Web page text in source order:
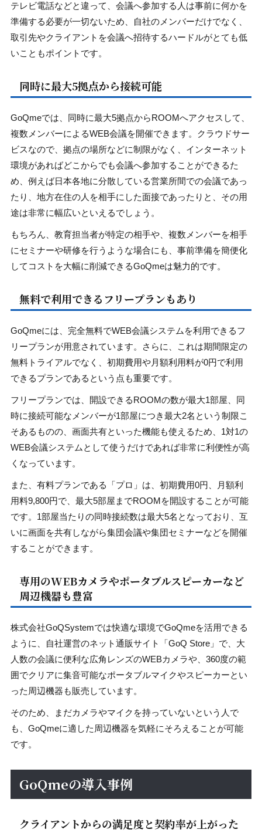
テレビ電話などと違って、会議へ参加する人は事前に何かを
準備する必要が一切ないため、自社のメンバーだけでなく、
取引先やクライアントを会議へ招待するハードルがとても低
いこともポイントです。
同時に最大5拠点から接続可能
GoQmeでは、同時に最大5拠点からROOMへアクセスして、
複数メンバーによるWEB会議を開催できます。クラウドサー
ビスなので、拠点の場所などに制限がなく、インターネット
環境があればどこからでも会議へ参加することができるた
め、例えば日本各地に分散している営業所間での会議であっ
たり、地方在住の人を相手にした面接であったりと、その用
途は非常に幅広いといえるでしょう。
もちろん、教育担当者が特定の相手や、複数メンバーを相手
にセミナーや研修を行うような場合にも、事前準備を簡便化
してコストを大幅に削減できるGoQmeは魅力的です。
無料で利用できるフリープランもあり
GoQmeには、完全無料でWEB会議システムを利用できるフ
リープランが用意されています。さらに、これは期間限定の
無料トライアルでなく、初期費用や月額利用料が0円で利用
できるプランであるという点も重要です。
フリープランでは、開設できるROOMの数が最大1部屋、同
時に接続可能なメンバーが1部屋につき最大2名という制限こ
そあるものの、画面共有といった機能も使えるため、1対1の
WEB会議システムとして使うだけであれば非常に利便性が高
くなっています。
また、有料プランである「プロ」は、初期費用0円、月額利
用料9,800円で、最大5部屋までROOMを開設することが可能
です。1部屋当たりの同時接続数は最大5名となっており、互
いに画面を共有しながら集団会議や集団セミナーなどを開催
することができます。
専用のWEBカメラやポータブルスピーカーなど
周辺機器も豊富
株式会社GoQSystemでは快適な環境でGoQmeを活用できる
ように、自社運営のネット通販サイト「GoQ Store」で、大
人数の会議に便利な広角レンズのWEBカメラや、360度の範
囲でクリアに集音可能なポータブルマイクやスピーカーとい
った周辺機器も販売しています。
そのため、まだカメラやマイクを持っていないという人で
も、GoQmeに適した周辺機器を気軽にそろえることが可能
です。
GoQmeの導入事例
クライアントからの満足度と契約率が上がった